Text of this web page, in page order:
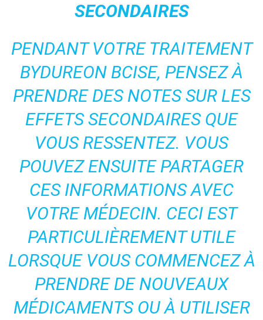
SECONDAIRES
PENDANT VOTRE TRAITEMENT
BYDUREON BCISE, PENSEZ À
PRENDRE DES NOTES SUR LES
EFFETS SECONDAIRES QUE
VOUS RESSENTEZ. VOUS
POUVEZ ENSUITE PARTAGER
CES INFORMATIONS AVEC
VOTRE MÉDECIN. CECI EST
PARTICULIÈREMENT UTILE
LORSQUE VOUS COMMENCEZ À
PRENDRE DE NOUVEAUX
MÉDICAMENTS OU À UTILISER